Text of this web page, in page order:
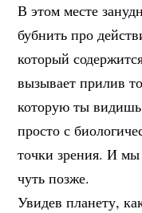
В этом месте
бубнить про
который
вызывает прилив
которую ты
просто с
точки зрения. И
чуть позже.
Увидев планету,